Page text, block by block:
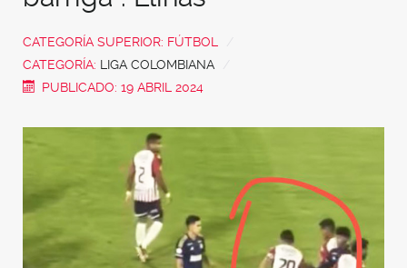
CATEGORÍA SUPERIOR: FÚTBOL
CATEGORÍA: LIGA COLOMBIANA
PUBLICADO: 19 ABRIL 2024